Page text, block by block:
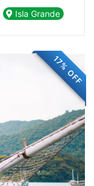
de presentar
del
la Lagoa Azul
de la Costa
Isla Grande
17% OFF